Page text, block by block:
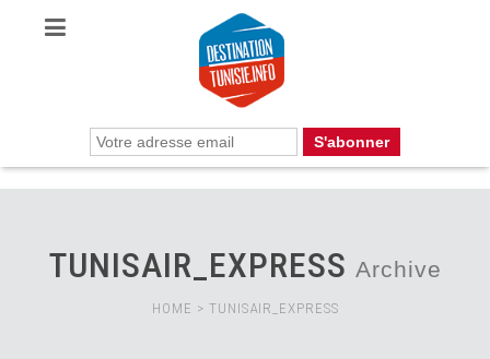
TUNISAIR_EXPRESS Archive
HOME > TUNISAIR_EXPRESS